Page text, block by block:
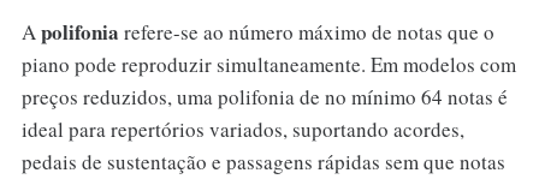
Apolifonia refere-se ao número máximo de notas que o
piano pode reproduzir simultaneamente. Em modelos com
preços reduzidos, uma polifonia de no mínimo 64 notas é
ideal para repertórios variados, suportando acordes,
pedais de sustentação e passagens rápidas sem que notas